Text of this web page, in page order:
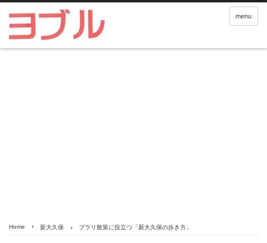
menu
Home 新大久保 ブラリ散策に役立つ「新大久保の歩き方」